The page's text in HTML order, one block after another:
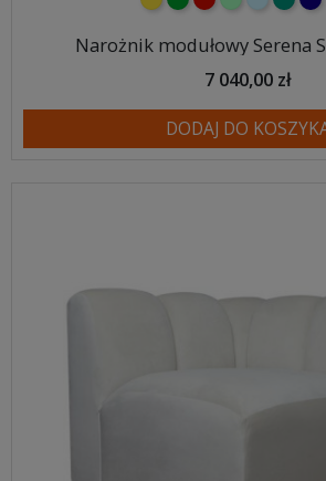
Narożnik modułowy Serena
7 040,00 zł
DODAJ DO